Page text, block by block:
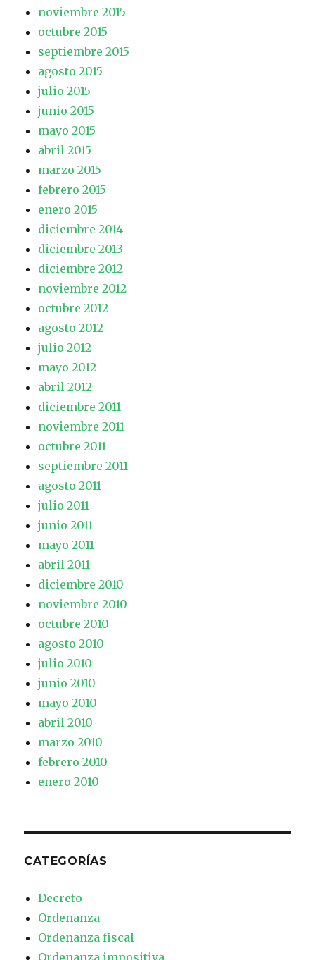
noviembre 2015
octubre 2015
septiembre 2015
agosto 2015
julio 2015
junio 2015
mayo 2015
abril 2015
marzo 2015
febrero 2015
enero 2015
diciembre 2014
diciembre 2013
diciembre 2012
noviembre 2012
octubre 2012
agosto 2012
julio 2012
mayo 2012
abril 2012
diciembre 2011
noviembre 2011
octubre 2011
septiembre 2011
agosto 2011
julio 2011
junio 2011
mayo 2011
abril 2011
diciembre 2010
noviembre 2010
octubre 2010
agosto 2010
julio 2010
junio 2010
mayo 2010
abril 2010
marzo 2010
febrero 2010
enero 2010
CATEGORÍAS
Decreto
Ordenanza
Ordenanza fiscal
Ordenanza impositiva